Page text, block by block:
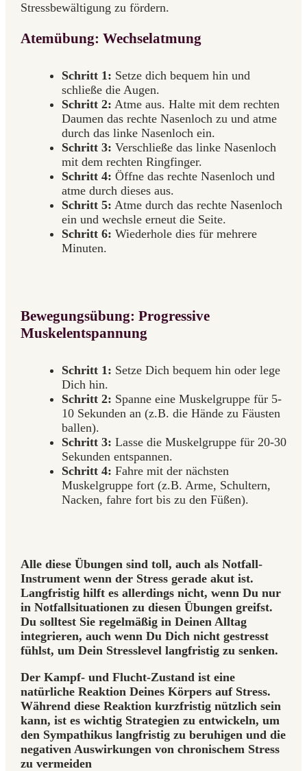
Stressbewältigung zu fördern.
Atemübung: Wechselatmung
Schritt 1: Setze dich bequem hin und
schließe die Augen.
Schritt 2: Atme aus. Halte mit dem rechten
Daumen das rechte Nasenloch zu und atme
durch das linke Nasenloch ein.
Schritt 3: Verschließe das linke Nasenloch
mit dem rechten Ringfinger.
Schritt 4: Öffne das rechte Nasenloch und
atme durch dieses aus.
Schritt 5: Atme durch das rechte Nasenloch
ein und wechsle erneut die Seite.
Schritt 6: Wiederhole dies für mehrere
Minuten.
Bewegungsübung: Progressive
Muskelentspannung
Schritt 1: Setze Dich bequem hin oder lege
Dich hin.
Schritt 2: Spanne eine Muskelgruppe für 5-
10 Sekunden an (z.B. die Hände zu Fäusten
ballen).
Schritt 3: Lasse die Muskelgruppe für 20-30
Sekunden entspannen.
Schritt 4: Fahre mit der nächsten
Muskelgruppe fort (z.B. Arme, Schultern,
Nacken, fahre fort bis zu den Füßen).
Alle diese Übungen sind toll, auch als Notfall-
Instrument wenn der Stress gerade akut ist.
Langfristig hilft es allerdings nicht, wenn Du nur
in Notfallsituationen zu diesen Übungen greifst.
Du solltest Sie regelmäßig in Deinen Alltag
integrieren, auch wenn Du Dich nicht gestresst
fühlst, um Dein Stresslevel langfristig zu senken.
Der Kampf- und Flucht-Zustand ist eine
natürliche Reaktion Deines Körpers auf Stress.
Während diese Reaktion kurzfristig nützlich sein
kann, ist es wichtig Strategien zu entwickeln, um
den Sympathikus langfristig zu beruhigen und die
negativen Auswirkungen von chronischem Stress
zu vermeiden